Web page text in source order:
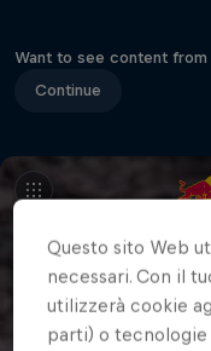
Want to see content
Continue
Questo sito Web
necessari. Con il
utilizzerà cookie
parti) o